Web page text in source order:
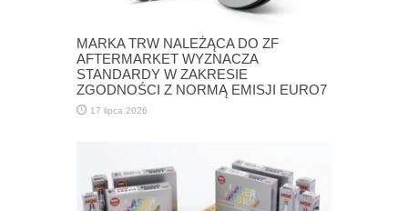
MARKA TRW NALEŻĄCA DO ZF
AFTERMARKET WYZNACZA
STANDARDY W ZAKRESIE
ZGODNOŚCI Z NORMĄ EMISJI EURO7
17 lipca 2026